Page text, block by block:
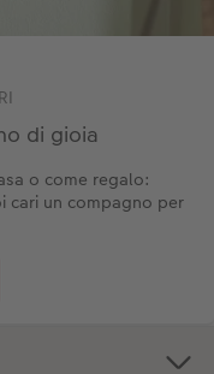
di gioia
o come regalo:
cari un compagno per